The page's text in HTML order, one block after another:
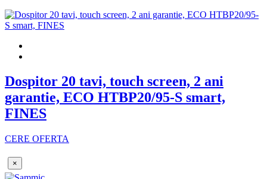
Dospitor 20 tavi, touch screen, 2 ani
garantie, ECO HTBP20/95-S smart,
FINES
CERE OFERTA
×